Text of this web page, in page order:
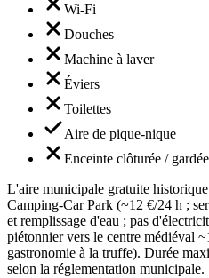
Wi-Fi
Douches
Machine à laver
Éviers
Toilettes
Aire de pique-nique
Enceinte clôturée / gardée
L'aire municipale gratuite historique
Camping-Car Park (~12 €/24 h ;
et remplissage d'eau ; pas
piétonnier vers le centre médiéval
gastronomie à la truffe). Durée
selon la réglementation municipale.